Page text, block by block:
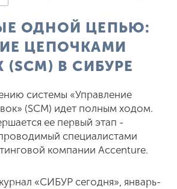
ОДНОЙ ЦЕПЬЮ:
ЦЕПОЧКАМИ
В СИБУРЕ
системы «Управление
(SCM) идет полным ходом.
ее первый этап -
специалистами
компании Accenture.
«СИБУР сегодня», январь-